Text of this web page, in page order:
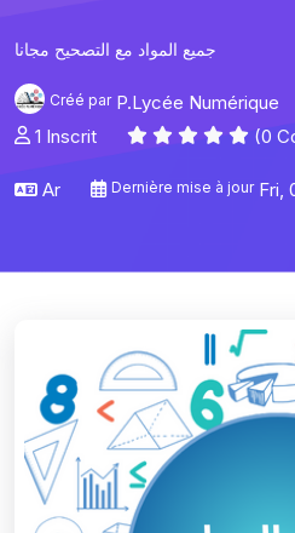
جميع المواد مع التصحيح مجانا
Créé par P.Lycée Numérique
1 Inscrit
(0
Ar Dernière mise à jour Fri,